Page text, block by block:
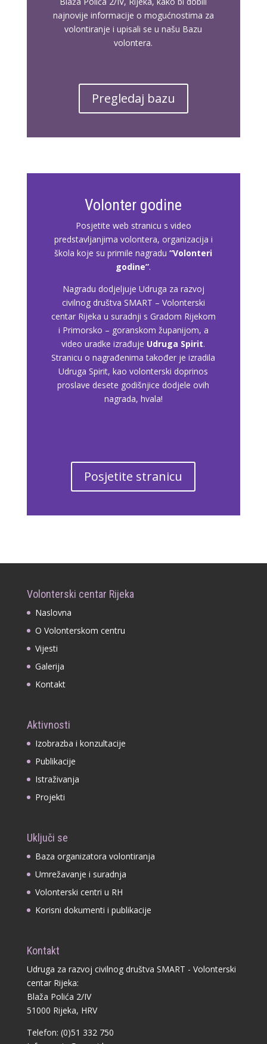
najnovije informacije o mogućnostima za
volontiranje i upisali se u našu Bazu
volontera.
Pregledaj bazu
Volonter godine
Posjetite web stranicu s video
predstavljanjima volontera, organizacija i
škola koje su primile nagradu“Volonteri
godine”.
Nagradu dodjeljuje Udruga za razvoj
civilnog društva SMART – Volonterski
centar Rijeka u suradnji s Gradom Rijekom
i Primorsko – goranskom županijom, a
video uradke izrađuje Udruga Spirit.
Stranicu o nagrađenima također je izradila
Udruga Spirit, kao volonterski doprinos
proslave desete godišnjice dodjele ovih
nagrada, hvala!
Posjetite stranicu
Volonterski centar Rijeka
Naslovna
O Volonterskom centru
Vijesti
Galerija
Kontakt
Aktivnosti
Izobrazba i konzultacije
Publikacije
Istraživanja
Projekti
Uključi se
Baza organizatora volontiranja
Umrežavanje i suradnja
Volonterski centri u RH
Korisni dokumenti i publikacije
Kontakt
Udruga za razvoj civilnog društva SMART - Volonterski
centar Rijeka:
Blaža Polića 2/IV
51000 Rijeka, HRV
Telefon: (0)51 332 750